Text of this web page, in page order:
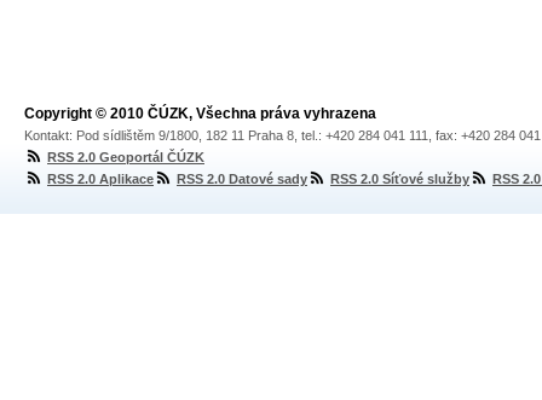
Copyright © 2010 ČÚZK, Všechna práva vyhrazena
Kontakt: Pod sídlištěm 9/1800, 182 11 Praha 8, tel.: +420 284 041 111, fax: +420 284
RSS 2.0 Geoportál ČÚZK
RSS 2.0 Aplikace
RSS 2.0 Datové sady RSS 2.0 Síťové služby RSS